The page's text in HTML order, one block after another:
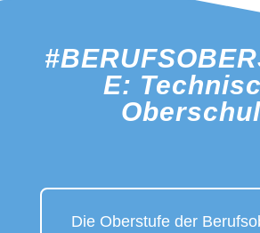
E:
Die Oberstufe der